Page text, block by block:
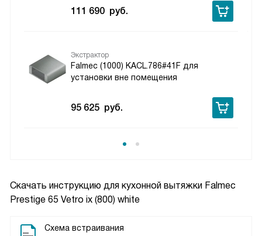
Скачать инструкцию для кухонной вытяжки Falmec
Prestige 65 Vetro ix (800) white
Схема встраивания
111 690 руб.
Экстрактор
Falmec (1000) KACL.786#41F для
установки вне помещения
95 625 руб.